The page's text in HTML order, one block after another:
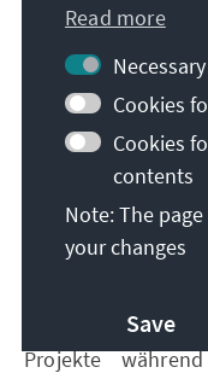
Bei den Wahlen
eine schwere
im Jahre 2004
CDU verlor
musste erneut
Althaus musste
der
worden war. Ihm
bisherige
Lieberknecht,
neuen
Projekte
Read more
Cookies
Cookies
contents
Note: The
your changes
Save